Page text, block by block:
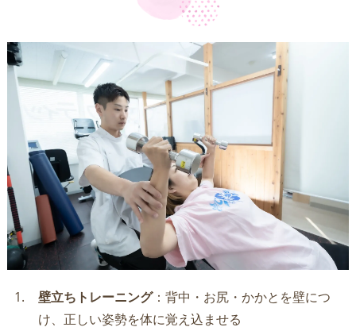
壁立ちトレーニング：背中・お尻・かかとを壁につ
け、正しい姿勢を体に覚え込ませる